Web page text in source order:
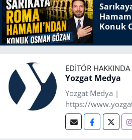
Konuk
EDITÖR HAKKINDA
Yozgat Medya
Yozgat Medya |
https://